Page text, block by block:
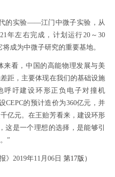
的实验——江门中微子实验，从
年左右完成，计划运行20～30
成为中微子研究的重要基地。
看，中国的高能物理发展与美
距，主要体现在我们的基础设施
呼吁建设环形正负电子对撞机
CEPC的预计造价为360亿元，并
亿元。在王贻芳看来，建设环形
这是一个理想的选择，是能够引
”
》2019年11月06日 第17版）